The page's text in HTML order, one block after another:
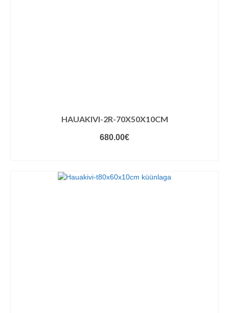
HAUAKIVI-2R-70X50X10CM
680.00€